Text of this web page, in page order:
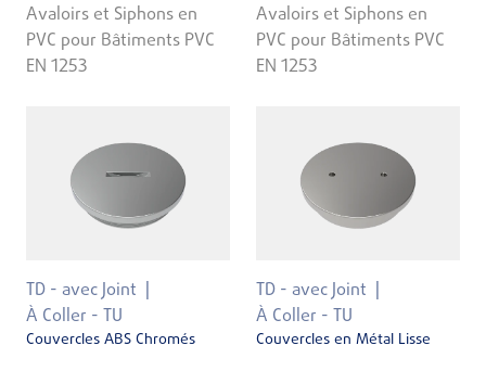
Avaloirs et Siphons en
PVC pour Bâtiments PVC
EN 1253
Avaloirs et Siphons en
PVC pour Bâtiments PVC
EN 1253
TD - avec Joint
À Coller - TU
Couvercles ABS Chromés
TD - avec Joint
À Coller - TU
Couvercles en Métal Lisse